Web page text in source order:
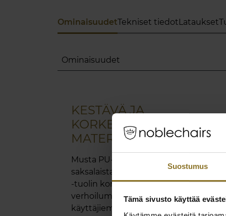
Suostumus
Tämä sivusto käyttää
OminaisuudetTekniset tiedotLataukset
Ominaisuudet
KESTÄVÄ JA
KORKEALAATUINEN
MATERIAALI
Musta PU-keinonahka, taattua
saksalaista suunnittelua, on
-tuolin korkealaatuinen
verhoilumateriaali ja se täyttää
käyttäjiemme korkeat laatu- ja